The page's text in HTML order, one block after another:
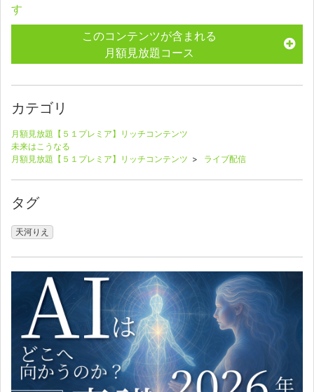
す
このコンテンツが含まれる
月額見放題コース
カテゴリ
月額見放題【５１プレミア】リッチコンテンツ
未来はこうなる
月額見放題【５１プレミア】リッチコンテンツ > ライブ配信
タグ
天河りえ